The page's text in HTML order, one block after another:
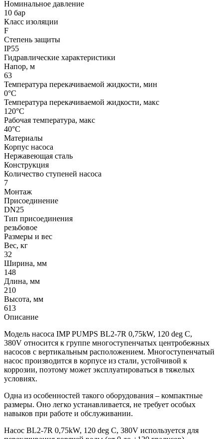
Номинальное давление
10 бар
Класс изоляции
F
Степень защиты
IP55
Гидравлические характеристики
Напор, м
63
Температура перекачиваемой жидкости, мин
0°C
Температура перекачиваемой жидкости, макс
120°C
Рабочая температура, макс
40°C
Материалы
Корпус насоса
Нержавеющая сталь
Конструкция
Количество ступеней насоса
7
Монтаж
Присоединение
DN25
Тип присоединения
резьбовое
Размеры и вес
Вес, кг
32
Ширина, мм
148
Длина, мм
210
Высота, мм
613
Описание
Модель насоса IMP PUMPS BL2-7R 0,75kW, 120 deg C,
380V относится к группе многоступенчатых центробежных
насосов с вертикальным расположением. Многоступенчатый
насос производится в корпусе из стали, устойчивой к
коррозии, поэтому может эксплуатироваться в тяжелых
условиях.
Одна из особенностей такого оборудования – компактные
размеры. Оно легко устанавливается, не требует особых
навыков при работе и обслуживании.
Насос BL2-7R 0,75kW, 120 deg C, 380V используется для